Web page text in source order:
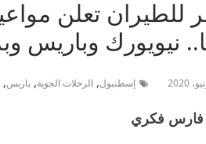
للطيران تعلن
نيويورك وباريس
إسطنبول, الرحلات الجوية, باريس,
فكري